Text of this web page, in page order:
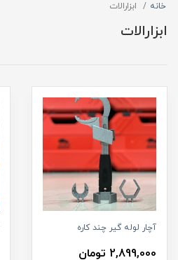
خانه ابزارالات
ابزارالات
آچار لوله گیر چند کاره
2,899,000 تومان